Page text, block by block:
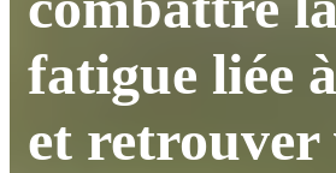
fatigue liée
et retrouver